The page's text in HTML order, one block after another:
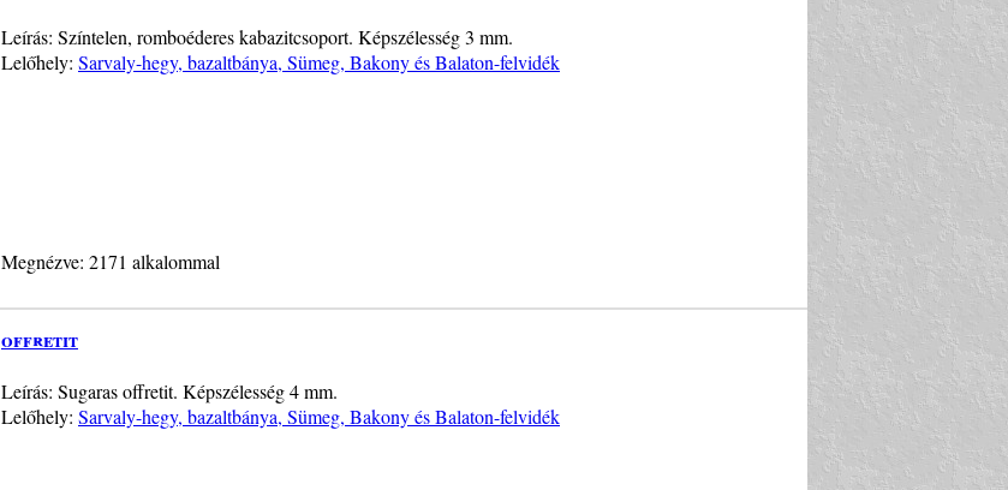
Leírás: Színtelen, romboéderes kabazitcsoport. Képszélesség 3 mm.
Lelőhely: Sarvaly-hegy, bazaltbánya, Sümeg, Bakony és Balaton-felvidék
Megnézve: 2171 alkalommal
offretit
Leírás: Sugaras offretit. Képszélesség 4 mm.
Lelőhely: Sarvaly-hegy, bazaltbánya, Sümeg, Bakony és Balaton-felvidék